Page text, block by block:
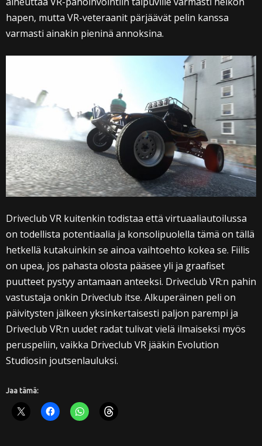
hapen, mutta VR-veteraanit pärjäävät pelin kanssa
varmasti ainakin pieninä annoksina.
Driveclub VR kuitenkin todistaa että virtuaaliautoilussa
on todellista potentiaalia ja konsolipuolella tämä on tällä
hetkellä kutakuinkin se ainoa vaihtoehto kokea se. Fiilis
on upea, jos pahasta olosta pääsee yli ja graafiset
puutteet pystyy antamaan anteeksi. Driveclub VR:n pahin
vastustaja onkin Driveclub itse. Alkuperäinen peli on
päivitysten jälkeen yksinkertaisesti paljon parempi ja
Driveclub VR:n uudet radat tulivat vielä ilmaiseksi myös
peruspeliin, vaikka Driveclub VR jääkin Evolution
Studiosin joutsenlauluksi.
Jaa tämä: